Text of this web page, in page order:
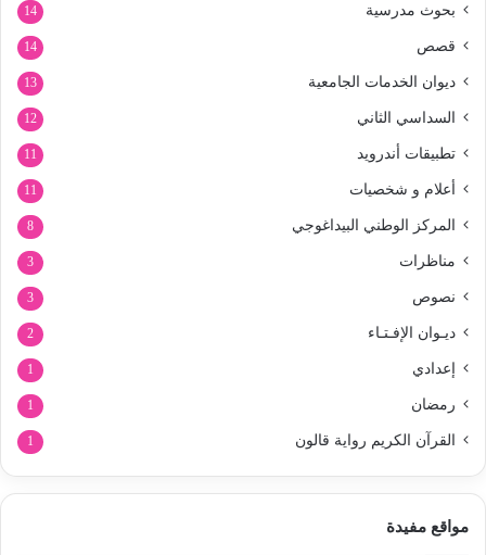
بحوث مدرسية 14
قصص 14
ديوان الخدمات الجامعية 13
السداسي الثاني 12
تطبيقات أندرويد 11
أعلام و شخصيات 11
المركز الوطني البيداغوجي 8
مناظرات 3
نصوص 3
ديـوان الإفـتـاء 2
إعدادي 1
رمضان 1
القرآن الكريم رواية قالون 1
مواقع مفيدة